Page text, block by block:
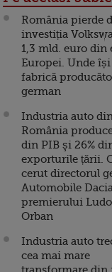
România pierde
investiția
1,3 mld. euro din
Europei. Unde
fabrică
german
Industria auto
România
din PIB şi 26%
exporturile țării.
cerut directorul
Automobile
premierului
Orban
Industria auto
cea mai mare